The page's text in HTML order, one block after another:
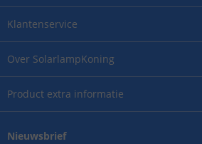
Over SolarlampKoning
Product extra informatie
Klantenservice
Nieuwsbrief